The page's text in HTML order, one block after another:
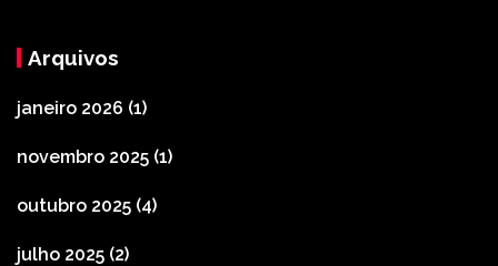
Arquivos
janeiro 2026 (1)
novembro 2025 (1)
outubro 2025 (4)
julho 2025 (2)